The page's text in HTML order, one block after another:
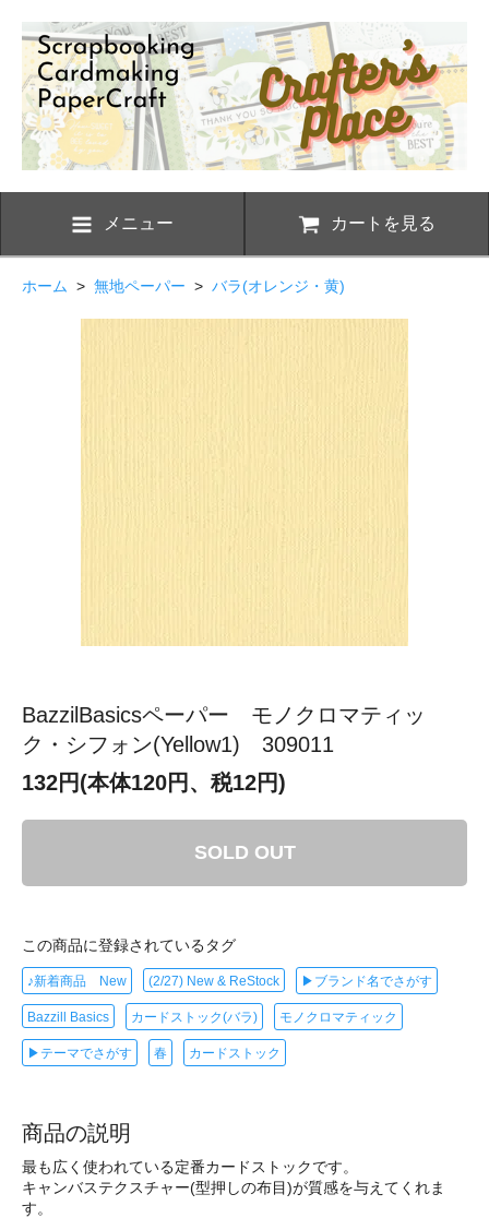
メニュー カートを見る
ホーム > 無地ペーパー > バラ(オレンジ・黄)
BazzilBasicsペーパー モノクロマティッ
ク・シフォン(Yellow1) 309011
132円(本体120円、税12円)
SOLD OUT
この商品に登録されているタグ
♪新着商品 New (2/27) New & ReStock ▶ブランド名でさがす
Bazzill Basics カードストック(バラ) モノクロマティック
▶テーマでさがす 春 カードストック
商品の説明
最も広く使われている定番カードストックです。
キャンバステクスチャー(型押しの布目)が質感を与えてくれま
す。